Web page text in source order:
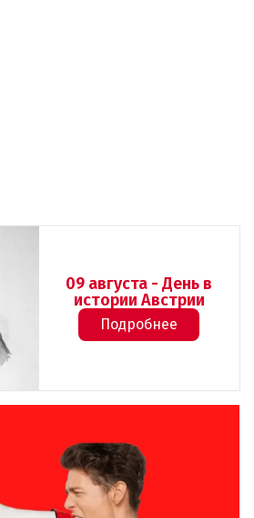
09 августа - День в
истории Австрии
Подробнее